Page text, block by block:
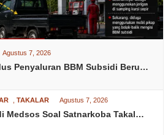
Agustus 7, 2026
Penyaluran BBM Subsidi Beru…
TAKALAR Agustus 7, 2026
Medsos Soal Satnarkoba Takal…